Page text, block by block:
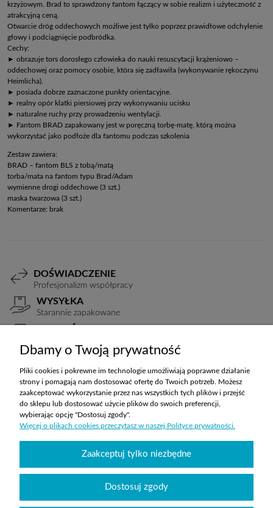
krzyżowym. Brad to sprawdzony fantom łączący w sobie realizm i użyteczność z
atrakcyjną ceną.
Otwarcie dróg oddechowych możliwe jest tylko poprzez prawidłowe odchylenie
głowy i podciągnięcie podbródka.
Cechy:
► obrazuje tors dorosłego człowieka do nauki resuscytacji krążeniowo –
oddechowej oraz pomocy osobie, która się zadławiła (wykonywanie rękoczynu
Heimlicha).
► posiada dobrze zaznaczone punkty orientacyjne.
► realny opór klatki piersiowej przy wykonywaniu ucisku
► naturalne ruchy przy prowadzeniu wentylacji.
► Fantom BRAD zapakowany jest w poręczną torbę-matę, którą można
wykorzystać jako podłoże dla fantomu podczas szkolenia
Zestaw zawiera:
BRAD – fantom BLS z tobą/matą
torba/mata na fantom typu Brad/Adam
wymienne drogi oddechowe (3 szt.)
maska twarzowa (3 szt.)
Komentarze: brak
DOŚWIADCZENIE
Profesjonalizm współpracy
WYSYŁKA
Starannie zapakowane
TRANSPORT
Koszty ustalane indywidualnie
ZAKUPY
POMOC
MOJE KONTO
Dbamy o Twoją prywatność
Pliki cookies i pokrewne im technologie umożliwiają poprawne działanie
strony i pomagają nam dostosować ofertę do Twoich potrzeb. Możesz
zaakceptować wykorzystanie przez nas wszystkich tych plików i przejść
do sklepu lub dostosować użycie plików do swoich preferencji,
wybierając opcję "Dostosuj zgody".
Więcej o plikach cookies przeczytasz w naszej Polityce prywatności.
Zaakceptuj tylko niezbędne
Dostosuj zgody